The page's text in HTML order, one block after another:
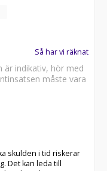
Så har vi räknat
är indikativ, hör med
måste vara
skulden i tid riskerar
Det kan leda till